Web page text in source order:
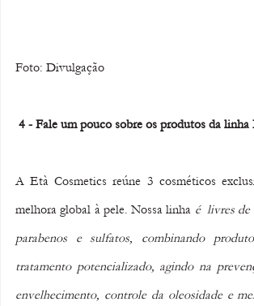
Foto: Divulgação
4 - Fale um pouco sobre os produtos da linha
A Età Cosmetics reúne 3 cosméticos
melhora global à pele. Nossa linha é  livres de
parabenos e sulfatos, combinando
tratamento potencializado, agindo na
envelhecimento, controle da oleosidade e